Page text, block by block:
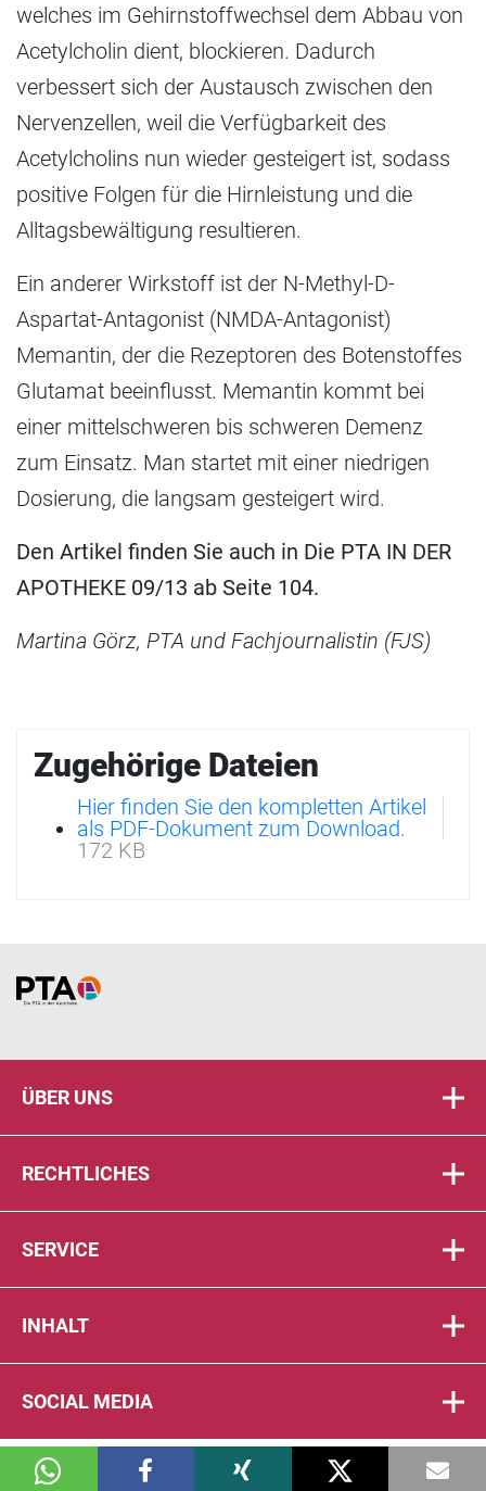
welches im Gehirnstoffwechsel dem Abbau von
Acetylcholin dient, blockieren. Dadurch
verbessert sich der Austausch zwischen den
Nervenzellen, weil die Verfügbarkeit des
Acetylcholins nun wieder gesteigert ist, sodass
positive Folgen für die Hirnleistung und die
Alltagsbewältigung resultieren.
Ein anderer Wirkstoff ist der N-Methyl-D-
Aspartat-Antagonist (NMDA-Antagonist)
Memantin, der die Rezeptoren des Botenstoffes
Glutamat beeinflusst. Memantin kommt bei
einer mittelschweren bis schweren Demenz
zum Einsatz. Man startet mit einer niedrigen
Dosierung, die langsam gesteigert wird.
Den Artikel finden Sie auch in Die PTA IN DER
APOTHEKE 09/13 ab Seite 104.
Martina Görz, PTA und Fachjournalistin (FJS)
Zugehörige Dateien
Hier finden Sie den kompletten Artikel
als PDF-Dokument zum Download.
172 KB
Home
ÜBER UNS
RECHTLICHES
SERVICE
INHALT
SOCIAL MEDIA
© 2026 DIE PTA IN DER APOTHEKE